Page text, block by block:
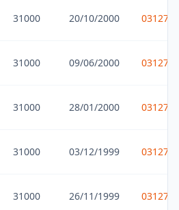
31000 20/10/2000
31000 09/06/2000
31000 28/01/2000
31000 03/12/1999
31000 26/11/1999